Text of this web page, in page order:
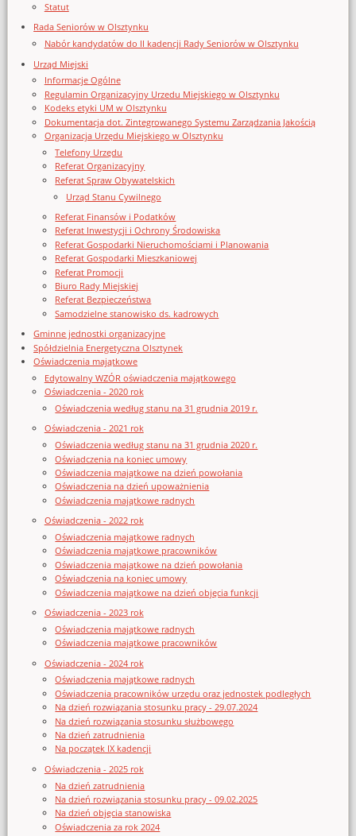
Statut
Rada Seniorów w Olsztynku
Nabór kandydatów do II kadencji Rady Seniorów w Olsztynku
Urząd Miejski
Informacje Ogólne
Regulamin Organizacyjny Urzedu Miejskiego w Olsztynku
Kodeks etyki UM w Olsztynku
Dokumentacja dot. Zintegrowanego Systemu Zarządzania Jakością
Organizacja Urzędu Miejskiego w Olsztynku
Telefony Urzędu
Referat Organizacyjny
Referat Spraw Obywatelskich
Urząd Stanu Cywilnego
Referat Finansów i Podatków
Referat Inwestycji i Ochrony Środowiska
Referat Gospodarki Nieruchomościami i Planowania
Referat Gospodarki Mieszkaniowej
Referat Promocji
Biuro Rady Miejskiej
Referat Bezpieczeństwa
Samodzielne stanowisko ds. kadrowych
Gminne jednostki organizacyjne
Spółdzielnia Energetyczna Olsztynek
Oświadczenia majątkowe
Edytowalny WZÓR oświadczenia majątkowego
Oświadczenia - 2020 rok
Oświadczenia według stanu na 31 grudnia 2019 r.
Oświadczenia - 2021 rok
Oświadczenia według stanu na 31 grudnia 2020 r.
Oświadczenia na koniec umowy
Oświadczenia majątkowe na dzień powołania
Oświadczenia na dzień upoważnienia
Oświadczenia majątkowe radnych
Oświadczenia - 2022 rok
Oświadczenia majątkowe radnych
Oświadczenia majątkowe pracowników
Oświadczenia majątkowe na dzień powołania
Oświadczenia na koniec umowy
Oświadczenia majątkowe na dzień objęcia funkcji
Oświadczenia - 2023 rok
Oświadczenia majątkowe radnych
Oświadczenia majątkowe pracowników
Oświadczenia - 2024 rok
Oświadczenia majątkowe radnych
Oświadczenia pracowników urzędu oraz jednostek podległych
Na dzień rozwiązania stosunku pracy - 29.07.2024
Na dzień rozwiązania stosunku służbowego
Na dzień zatrudnienia
Na początek IX kadencji
Oświadczenia - 2025 rok
Na dzień zatrudnienia
Na dzień rozwiązania stosunku pracy - 09.02.2025
Na dzień objęcia stanowiska
Oświadczenia za rok 2024